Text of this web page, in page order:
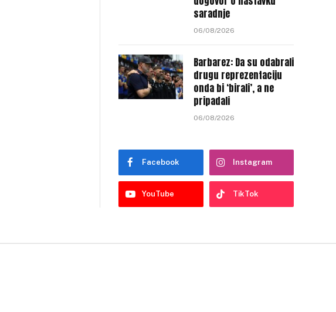
saradnje
06/08/2026
Barbarez: Da su odabrali
drugu reprezentaciju
onda bi ‘birali’, a ne
pripadali
06/08/2026
Facebook Instagram
YouTube TikTok